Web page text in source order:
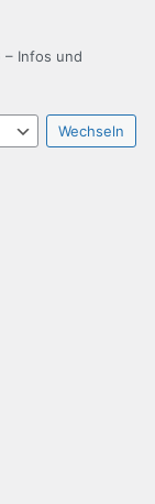
– Infos und